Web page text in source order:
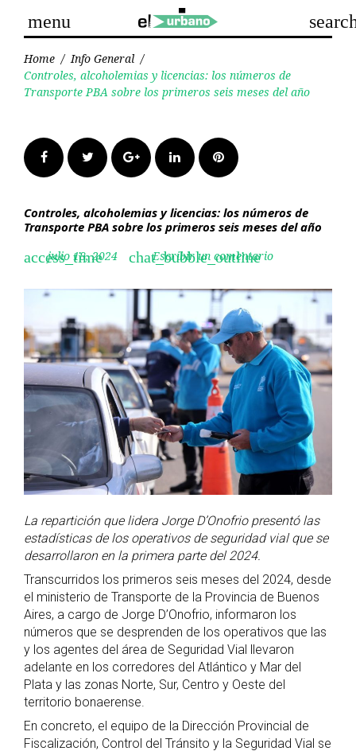
content
menu
Home / Info General /
Controles, alcoholemias y licencias: los números de
Transporte PBA sobre los primeros seis meses del año
FacebookTwitter Google+LinkedInPinterest
Controles, alcoholemias y licencias: los números de
Transporte PBA sobre los primeros seis meses del año
access_time
julio 18, 2024 chat_bubble_outline
Escribir un comentario
La repartición que lidera Jorge D’Onofrio presentó las
estadísticas de los operativos de seguridad vial que se
desarrollaron en la primera parte del 2024.
Transcurridos los primeros seis meses del 2024, desde
el ministerio de Transporte de la Provincia de Buenos
Aires, a cargo de Jorge D’Onofrio, informaron los
números que se desprenden de los operativos que las
y los agentes del área de Seguridad Vial llevaron
adelante en los corredores del Atlántico y Mar del
Plata y las zonas Norte, Sur, Centro y Oeste del
territorio bonaerense.
En concreto, el equipo de la Dirección Provincial de
Fiscalización, Control del Tránsito y la Seguridad Vial se